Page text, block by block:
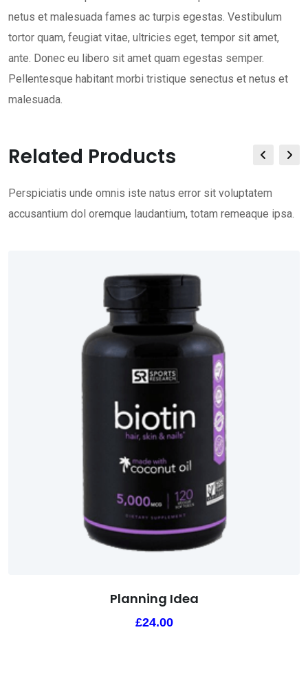
netus et malesuada fames ac turpis egestas. Vestibulum
tortor quam, feugiat vitae, ultricies eget, tempor sit amet,
ante. Donec eu libero sit amet quam egestas semper.
Pellentesque habitant morbi tristique senectus et netus et
malesuada.
Related Products
Perspiciatis unde omnis iste natus error sit voluptatem
accusantium dol oremque laudantium, totam remeaque ipsa.
Planning Idea